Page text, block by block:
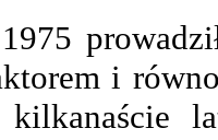
i
kilkanaście